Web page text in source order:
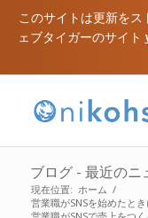
このサイトは更新を
ェブタイガーのサイト
ブログ - 最近のニ
現在位置: ホーム /
営業職がSNSを始めたと